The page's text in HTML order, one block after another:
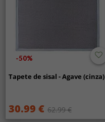
-50%
Tapete de sisal - Agave (cinza)
30.99 € 62.99 €